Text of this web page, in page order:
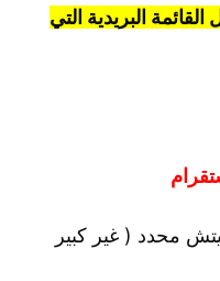
البريدية التي
محدد ( غير كبير